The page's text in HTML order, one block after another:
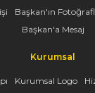
Başkan'ın
Başkan'a Mesaj
Kurumsal
Kurumsal Logo